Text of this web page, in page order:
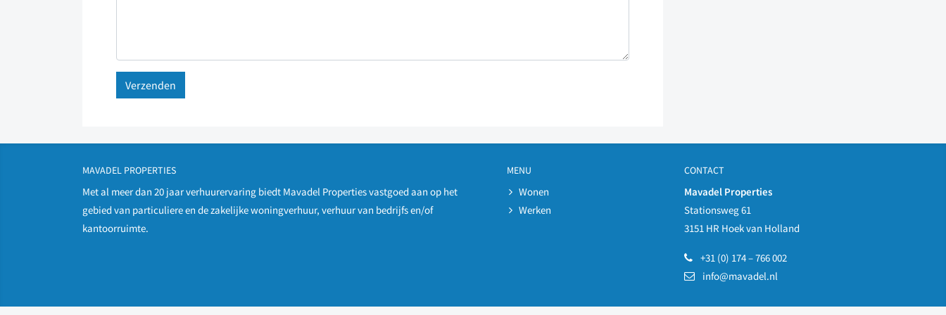
MAVADEL PROPERTIES
Met al meer dan 20 jaar verhuurervaring biedt Mavadel Properties vastgoed aan op het
gebied van particuliere en de zakelijke woningverhuur, verhuur van bedrijfs en/of
kantoorruimte.
MENU
Wonen
Werken
CONTACT
Mavadel Properties
Stationsweg 61
3151 HR Hoek van Holland
+31 (0) 174 – 766 002
info@mavadel.nl